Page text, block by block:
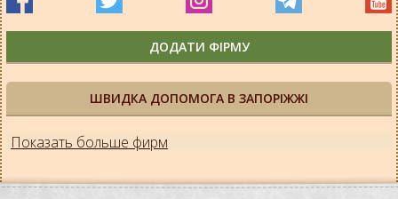
ШВИДКА ДОПОМОГА В ЗАПОРІЖЖІ
Показать больше фирм
ДОДАТИ ФІРМУ